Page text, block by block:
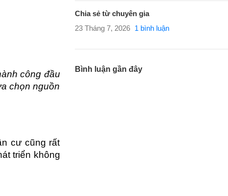
công đầu
chọn nguồn
cư cũng rất
triển không
Chia sẻ từ chuyên gia
23 Tháng 7, 2026
1 bình luận
Bình luận gần đây